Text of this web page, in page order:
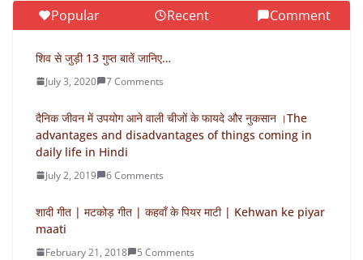
Popular Recent Comment
शिव से जुड़ी 13 गुप्त बातें जानिए…
July 3, 2020 7 Comments
दैनिक जीवन में उपयोग आने वाली चीजों के फायदे और नुकसान ।The
advantages and disadvantages of things coming in
daily life in Hindi
July 2, 2019 6 Comments
शादी गीत | मटकोड़ गीत | कहवाँ के पियर माटी | Kehwan ke piyar
maati
February 21, 2018 5 Comments